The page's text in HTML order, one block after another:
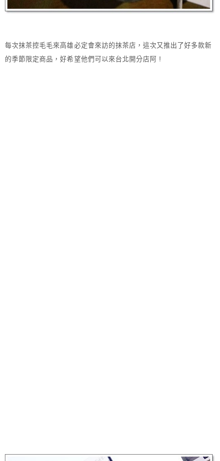
每次抹茶控毛毛來高雄必定會來訪的抹茶店，這次又推出了好多款新
的季節限定商品，好希望他們可以來台北開分店阿 !